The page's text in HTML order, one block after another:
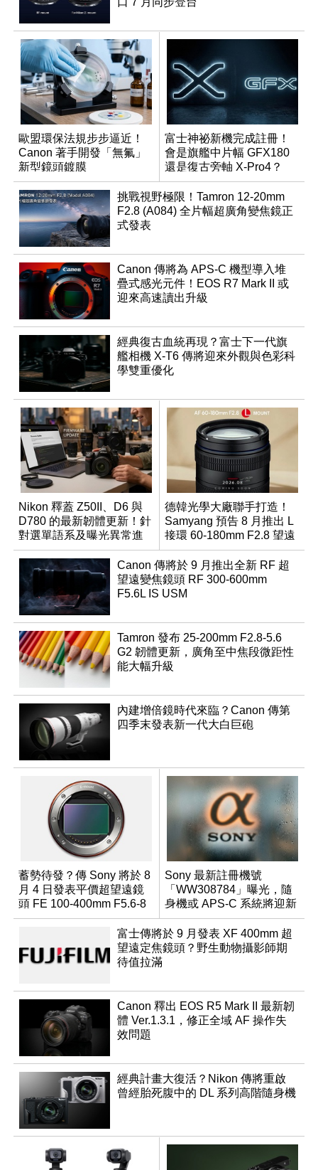
歐盟環保法規步步逼近！
Canon 著手開發「無氟」
新型鏡頭鍍膜
富士神祕新機完成註冊！
會是旗艦中片幅 GFX180
還是復古旁軸 X-Pro4？
挑戰視野極限！Tamron 12-20mm
F2.8 (A084) 全片幅超廣角變焦鏡正
式發表
Canon 傳將為 APS-C 機型導入堆
疊式感光元件！EOS R7 Mark II 或
迎來高速讀出升級
經典復古血統再現？富士下一代旗
艦相機 X-T6 傳將迎來外觀與色彩科
學雙重優化
Nikon 釋蓋 Z50II、D6 與
D780 的最新韌體更新！針
對選單語系及曝光異常進
行修復
德韓光學大廠聯手打造！
Samyang 預告 8 月推出 L
接環 60-180mm F2.8 望遠
變焦鏡
Canon 傳將於 9 月推出全新 RF 超
望遠變焦鏡頭 RF 300-600mm
F5.6L IS USM
Tamron 發布 25-200mm F2.8-5.6
G2 韌體更新，廣角至中焦段微距性
能大幅升級
內建增倍鏡時代來臨？Canon 傳第
四季末發表新一代大白巨砲
蓄勢待發？傳 Sony 將於 8
月 4 日發表平價超望遠鏡
頭 FE 100-400mm F5.6-8
Sony 最新註冊機號
「WW308784」曝光，隨
身機或 APS-C 系統將迎新
成員？
富士傳將於 9 月發表 XF 400mm 超
望遠定焦鏡頭？野生動物攝影師期
待值拉滿
Canon 釋出 EOS R5 Mark II 最新韌
體 Ver.1.3.1，修正全域 AF 操作失
效問題
經典計畫大復活？Nikon 傳將重啟
曾經胎死腹中的 DL 系列高階隨身機